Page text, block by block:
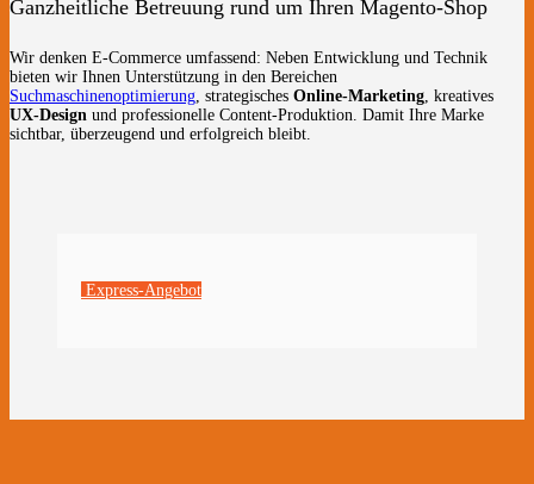
Ganzheitliche Betreuung rund um Ihren Magento-Shop
Wir denken E-Commerce umfassend: Neben Entwicklung und Technik
bieten wir Ihnen Unterstützung in den Bereichen
Suchmaschinenoptimierung, strategisches Online-Marketing, kreatives
UX-Design und professionelle Content-Produktion. Damit Ihre Marke
sichtbar, überzeugend und erfolgreich bleibt.
Express-Angebot